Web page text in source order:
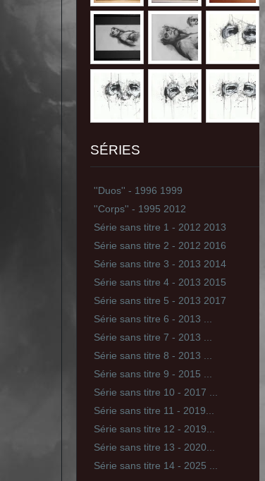
SÉRIES
''Duos'' - 1996 1999
''Corps'' - 1995 2012
Série sans titre 1 - 2012 2013
Série sans titre 2 - 2012 2016
Série sans titre 3 - 2013 2014
Série sans titre 4 - 2013 2015
Série sans titre 5 - 2013 2017
Série sans titre 6 - 2013 ...
Série sans titre 7 - 2013 ...
Série sans titre 8 - 2013 ...
Série sans titre 9 - 2015 ...
Série sans titre 10 - 2017 ...
Série sans titre 11 - 2019...
Série sans titre 12 - 2019...
Série sans titre 13 - 2020...
Série sans titre 14 - 2025 ...